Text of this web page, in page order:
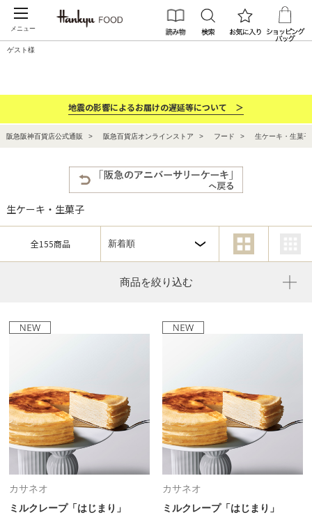
メニュー
ゲスト様
地震の影響によるお届けの遅延等について ＞
阪急阪神百貨店公式通販 阪急百貨店オンラインストア フード 生ケーキ・生菓子
商品を絞り込む
生ケーキ・生菓子
全155商品
カサネオ
ミルクレープ「はじまり」
カサネオ
ミルクレープ「はじまり」